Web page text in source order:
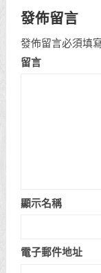
發佈留言
發佈留言必須填
留言
顯示名稱
電子郵件地址